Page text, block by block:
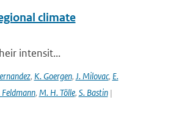
climate
intensit...
, K. Goergen, J. Milovac, E.
Feldmann, M. H. Tölle, S. Bastin|